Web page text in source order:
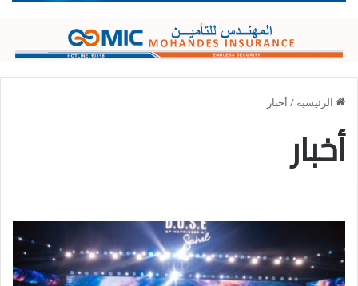
الرئيسية / أخبار
أخبار